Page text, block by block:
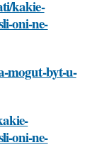
kakie-
oni-ne-
mogut-byt-u-
oni-ne-